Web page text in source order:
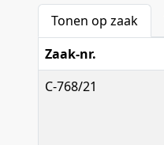
Tonen op zaak
Zaak-nr.
C-768/21